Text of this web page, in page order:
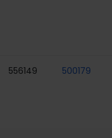
556149 500179